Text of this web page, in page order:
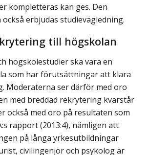
kompletteras kan ges. Den
erbjudas studievägledning.
till högskolan
högskolestudier ska vara en
som har förutsättningar att klara
Moderaterna ser därför med oro
med breddad rekrytering kvarstår
också med oro på resultaten som
rapport (2013:4), nämligen att
på långa yrkesutbildningar
civilingenjör och psykolog är